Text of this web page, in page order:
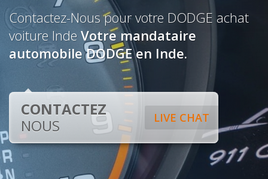
Contactez-Nous pour votre DODGE achat
voiture Inde Votre mandataire
automobile DODGE en Inde.
LIVE CHAT
CONTACTEZ
NOUS